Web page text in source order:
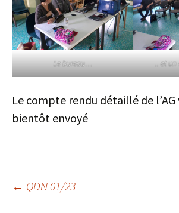
Le bureau… .. et
Le compte rendu détaillé de l’AG
bientôt envoyé
Navigation
← QDN 01/23